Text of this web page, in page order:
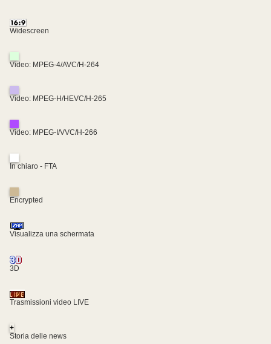
Widescreen
Video: MPEG-4/AVC/H-264
Video: MPEG-H/HEVC/H-265
Video: MPEG-I/VVC/H-266
In chiaro - FTA
Encrypted
Visualizza una schermata
3D
Trasmissioni video LIVE
+
Storia delle news